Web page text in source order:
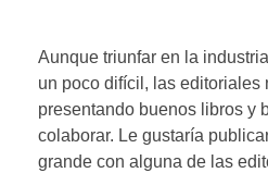
Aunque triunfar en la
un poco difícil, las editoriales
presentando buenos libros y
colaborar. Le gustaría
grande con alguna de las